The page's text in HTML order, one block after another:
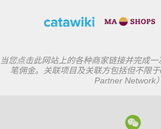
当您点击此网站上的各种商家链接并完成
笔佣金。关联项目及关联方包括但不限
Partner Network）